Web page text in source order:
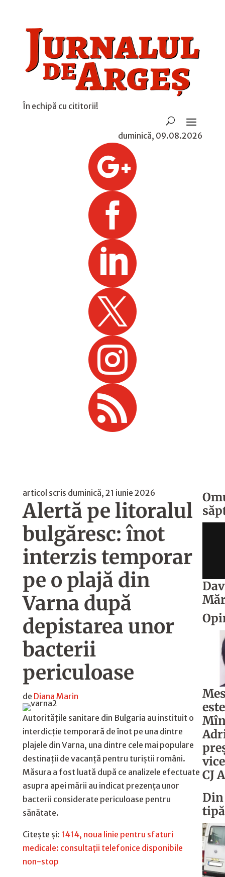
În echipă cu cititorii!
duminică, 09.08.2026






articol scris duminică, 21 iunie 2026
Alertă pe litoralul
bulgăresc: înot
interzis temporar
pe o plajă din
Varna după
depistarea unor
bacterii
periculoase
de Diana Marin
Autoritățile sanitare din Bulgaria au instituit o
interdicție temporară de înot pe una dintre
plajele din Varna, una dintre cele mai populare
destinații de vacanță pentru turiștii români.
Măsura a fost luată după ce analizele efectuate
asupra apei mării au indicat prezența unor
bacterii considerate periculoase pentru
sănătate.
Citește și: 1414, noua linie pentru sfaturi
medicale: consultații telefonice disponibile
non-stop
CJ